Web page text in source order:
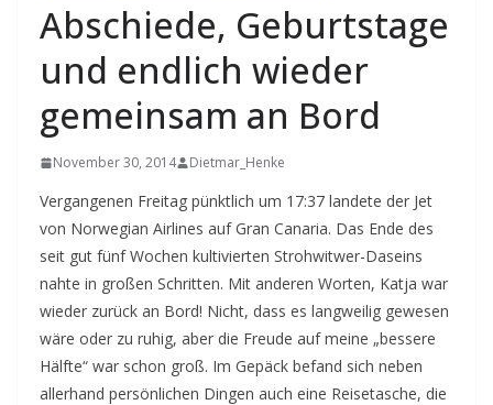
Abschiede, Geburtstage
und endlich wieder
gemeinsam an Bord
November 30, 2014 Dietmar_Henke
Vergangenen Freitag pünktlich um 17:37 landete der Jet
von Norwegian Airlines auf Gran Canaria. Das Ende des
seit gut fünf Wochen kultivierten Strohwitwer-Daseins
nahte in großen Schritten. Mit anderen Worten, Katja war
wieder zurück an Bord! Nicht, dass es langweilig gewesen
wäre oder zu ruhig, aber die Freude auf meine „bessere
Hälfte“ war schon groß. Im Gepäck befand sich neben
allerhand persönlichen Dingen auch eine Reisetasche, die